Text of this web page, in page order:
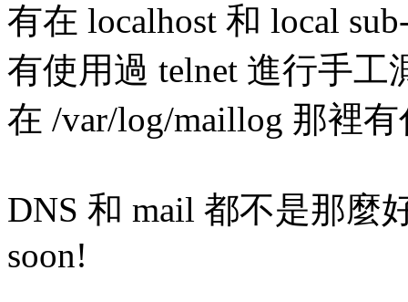
有在 localhost 和 local
有使用過 telnet 進行手工
在 /var/log/maillog 那裡
DNS 和 mail 都不是那麼
soon!